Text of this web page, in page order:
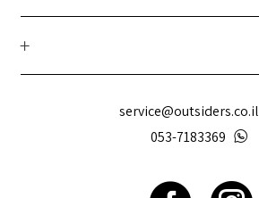
service@outsiders.co.il
053-7183369